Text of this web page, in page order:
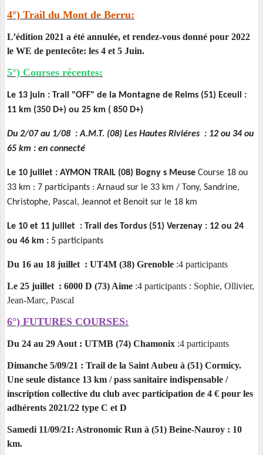
4°) Trail du Mont de Berru:
L’édition 2021 a été annulée, et rendez-vous donné pour 2022
le WE de pentecôte: les 4 et 5 Juin.
5°) Courses récentes:
Le 13 juin : Trail "OFF" de la Montagne de Reims (51) Eceuil :
11 km (350 D+) ou 25 km ( 850 D+)
Du 2/07 au 1/08 : A.M.T. (08) Les Hautes Riviéres : 12 ou 34 ou
65 km : en connecté
Le 10 juillet : AYMON TRAIL (08) Bogny s Meuse Course 18 ou
33 km : 7 participants : Arnaud sur le 33 km / Tony, Sandrine,
Christophe, Pascal, Jeannot et Benoit sur le 18 km
Le 10 et 11 juillet : Trail des Tordus (51) Verzenay : 12 ou 24
ou 46 km : 5 participants
Du 16 au 18 juillet : UT4M (38) Grenoble :4 participants
Le 25 juillet : 6000 D (73) Aime :4 participants : Sophie, Ollivier,
Jean-Marc, Pascal
6°) FUTURES COURSES:
Du 24 au 29 Aout : UTMB (74) Chamonix :4 participants
Dimanche 5/09/21 : Trail de la Saint Aubeu à (51) Cormicy.
Une seule distance 13 km / pass sanitaire indispensable /
inscription collective du club avec participation de 4 € pour les
adhérents 2021/22 type C et D
Samedi 11/09/21: Astronomic Run à (51) Beine-Nauroy : 10
km.